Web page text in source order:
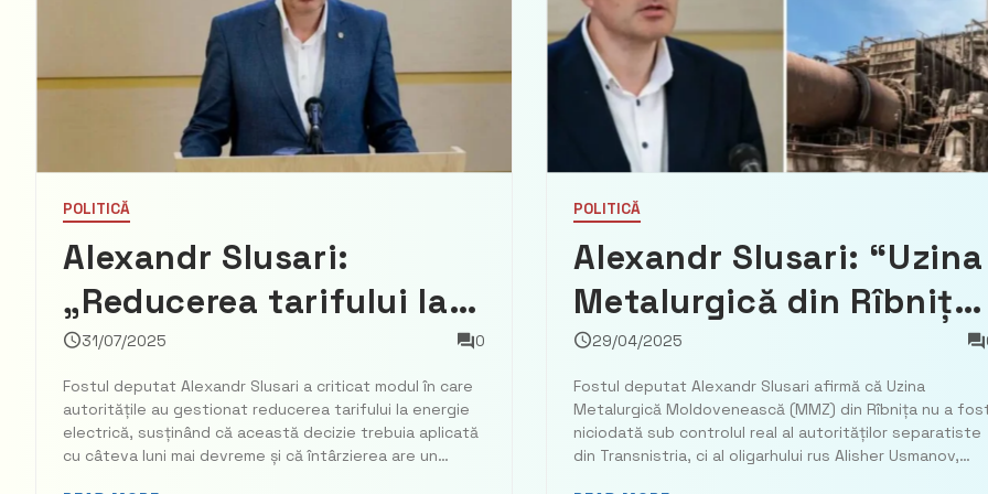
POLITICĂ
Alexandr Slusari:
„Reducerea tarifului la
energie electrică a fost
întârziată și are tentă
politică”
31/07/2025 0
Fostul deputat Alexandr Slusari a criticat modul în care
autoritățile au gestionat reducerea tarifului la energie
electrică, susținând că această decizie trebuia aplicată
cu câteva luni mai devreme și că întârzierea are un
POLITICĂ
Alexandr Slusari: “Uzina
Metalurgică din Rîbnița
este controlată de
oligarhul rus Alisher
Usmanov, nu de
autoritățile
29/04/2025
Fostul deputat Alexandr Slusari afirmă că Uzina
Metalurgică Moldovenească (MMZ) din Rîbnița nu a
niciodată sub controlul real al autorităților separatiste
din Transnistria, ci al oligarhului rus Alisher Usmanov,